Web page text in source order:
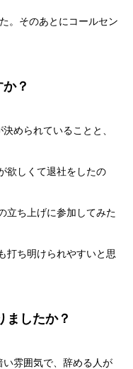
。そのあとにコールセン
？
められていることと、
欲しくて退社をしたの
立ち上げに参加してみた
打ち明けられやすいと思
ましたか？
雰囲気で、辞める人が